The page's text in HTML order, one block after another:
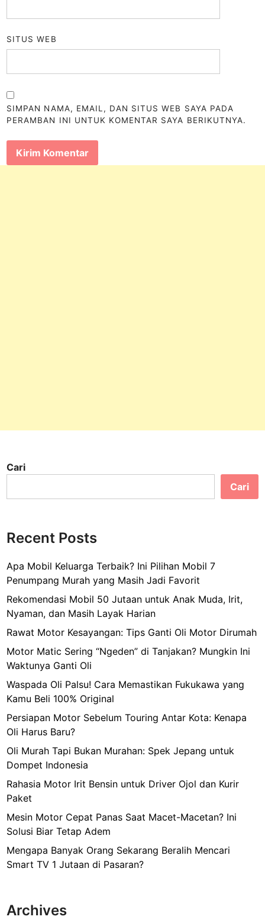
SITUS WEB
SIMPAN NAMA, EMAIL, DAN SITUS WEB SAYA PADA
PERAMBAN INI UNTUK KOMENTAR SAYA BERIKUTNYA.
Cari
Cari
Recent Posts
Apa Mobil Keluarga Terbaik? Ini Pilihan Mobil 7
Penumpang Murah yang Masih Jadi Favorit
Rekomendasi Mobil 50 Jutaan untuk Anak Muda, Irit,
Nyaman, dan Masih Layak Harian
Rawat Motor Kesayangan: Tips Ganti Oli Motor Dirumah
Motor Matic Sering “Ngeden” di Tanjakan? Mungkin Ini
Waktunya Ganti Oli
Waspada Oli Palsu! Cara Memastikan Fukukawa yang
Kamu Beli 100% Original
Persiapan Motor Sebelum Touring Antar Kota: Kenapa
Oli Harus Baru?
Oli Murah Tapi Bukan Murahan: Spek Jepang untuk
Dompet Indonesia
Rahasia Motor Irit Bensin untuk Driver Ojol dan Kurir
Paket
Mesin Motor Cepat Panas Saat Macet-Macetan? Ini
Solusi Biar Tetap Adem
Mengapa Banyak Orang Sekarang Beralih Mencari
Smart TV 1 Jutaan di Pasaran?
Archives